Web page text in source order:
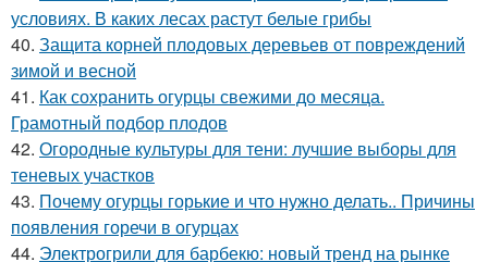
условиях. В каких лесах растут белые грибы
40. Защита корней плодовых деревьев от повреждений
зимой и весной
41. Как сохранить огурцы свежими до месяца.
Грамотный подбор плодов
42. Огородные культуры для тени: лучшие выборы для
теневых участков
43. Почему огурцы горькие и что нужно делать.. Причины
появления горечи в огурцах
44. Электрогрили для барбекю: новый тренд на рынке